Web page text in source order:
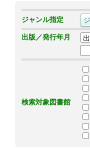
ジャンル指定
出版／発行年月
検索対象図書館